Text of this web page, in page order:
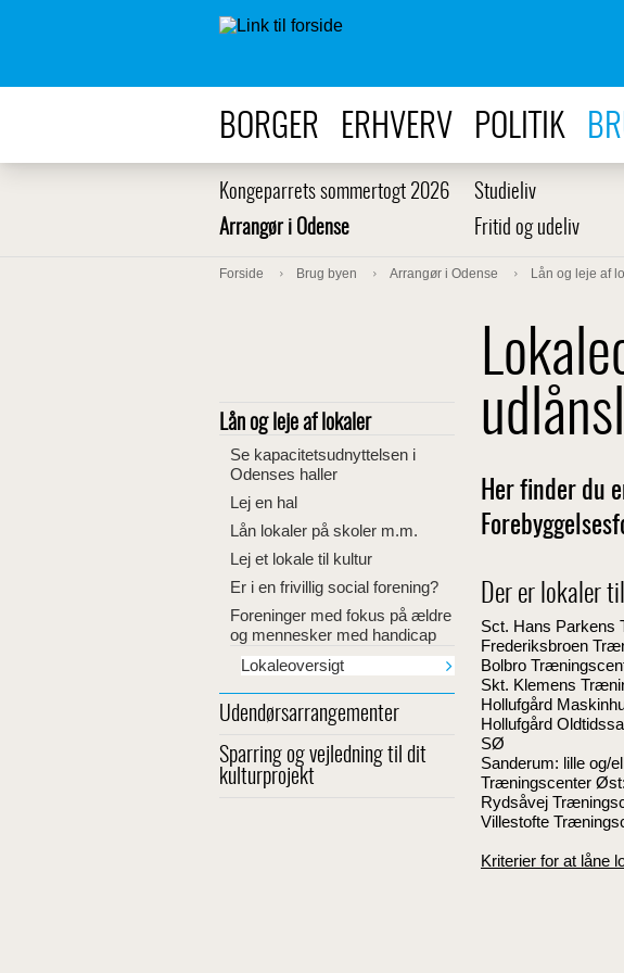
BORGER ERHVERV POLITIK
Kongeparrets sommertogt 2026 Studieliv
Arrangør i Odense
Fritid og udeliv
Forside Brug byen Arrangør i Odense Lån og leje af
Lån og leje af lokaler
Se kapacitetsudnyttelsen i
Odenses haller
Lej en hal
Lån lokaler på skoler m.m.
Lej et lokale til kultur
Er i en frivillig social forening?
Foreninger med fokus på ældre
og mennesker med handicap
Lokaleoversigt
Udendørsarrangementer
Sparring og vejledning til dit
kulturprojekt
Her finder du
Der er lokaler
Sct. Hans Parkens
Frederiksbroen
Bolbro
Skt. Klemens
Hollufgård
Hollufgård
SØ
Sanderum: lille og/
Træningscenter Øst:
Rydsåvej
Villestofte
Kriterier for at låne